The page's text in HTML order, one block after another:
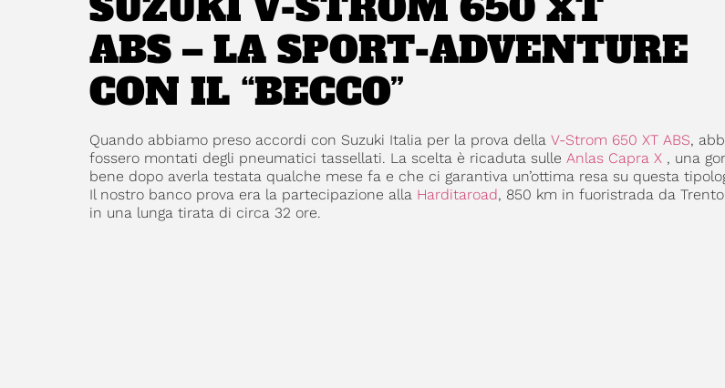
ABS – LA SPORT-ADVENTURE
CON IL “BECCO”
Quando abbiamo preso accordi con Suzuki Italia per la prova della V-Strom 650 XT ABS,
fossero montati degli pneumatici tassellati. La scelta è ricaduta sulle Anlas Capra X, una
bene dopo averla testata qualche mese fa e che ci garantiva un’ottima resa su questa
Il nostro banco prova era la partecipazione alla Harditaroad, 850 km in fuoristrada da
in una lunga tirata di circa 32 ore.